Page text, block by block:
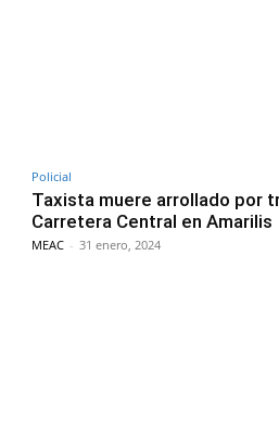
Policial
Taxista muere arrollado por
Carretera Central en Amarilis
MEAC - 31 enero, 2024